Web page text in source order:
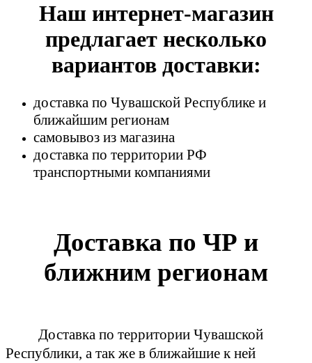
Наш интернет-магазин
предлагает несколько
вариантов доставки:
доставка по Чувашской Республике и
ближайшим регионам
самовывоз из магазина
доставка по территории РФ
транспортными компаниями
Доставка по ЧР и
ближним регионам
Доставка по территории Чувашской
Республики, а так же в ближайшие к ней